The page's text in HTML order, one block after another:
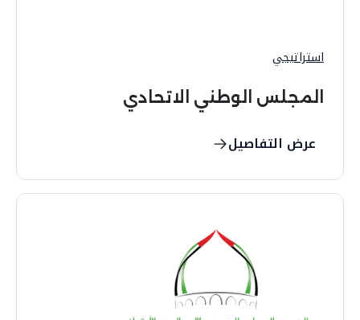
استراتيجي
المجلس الوطني الاتحادي
عرض التفاصيل